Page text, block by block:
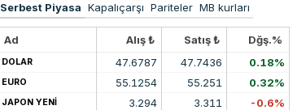
Serbest Piyasa Kapalıçarşı Pariteler MB kurları
Ad Alış ₺ Satış ₺ Dğş.%
DOLAR 47.6787 47.7436 0.18%
EURO 55.1254 55.251 0.32%
JAPON YENİ 3.294 3.311 -0.6%